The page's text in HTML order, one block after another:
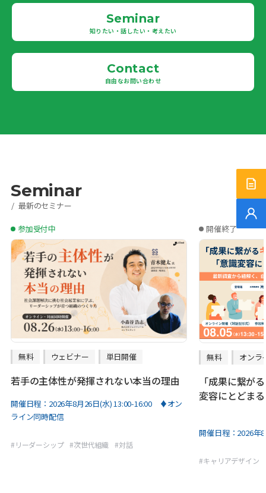
サ
無
Seminar
知りたい・話したい・考えたい
Contact
自由なお問い合わせ
Seminar
最新のセミナー
参加受付中
無料 ウェビナー 単日開催
若手の主体性が発揮されない本当の理由
開催日程： 2026年8月26日(水) 13:00-16:00 ♦オン
ライン同時配信
# リーダーシップ #次世代組織 #対話
開催終了
無料 オンラ
「成果に繋が
変容にとどま
開催日程： 2026年
#キャリアデザイン